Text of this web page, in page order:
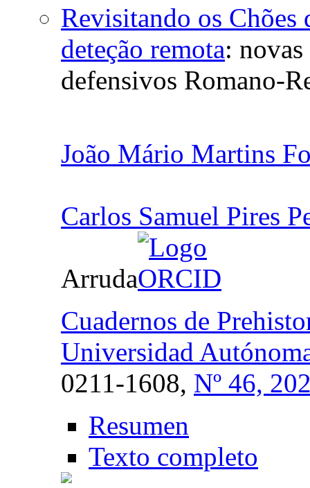
Revisitando os Chões
deteção remota: novas
defensivos Romano-
João Mário Martins
Carlos Samuel Pires
Arruda
Cuadernos de
Universidad
0211-1608, Nº 46,
Resumen
Texto completo